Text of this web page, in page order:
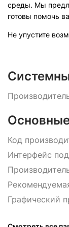
среды. Мы
готовы помочь
Не упустите
Код
Интерфейс
Графический